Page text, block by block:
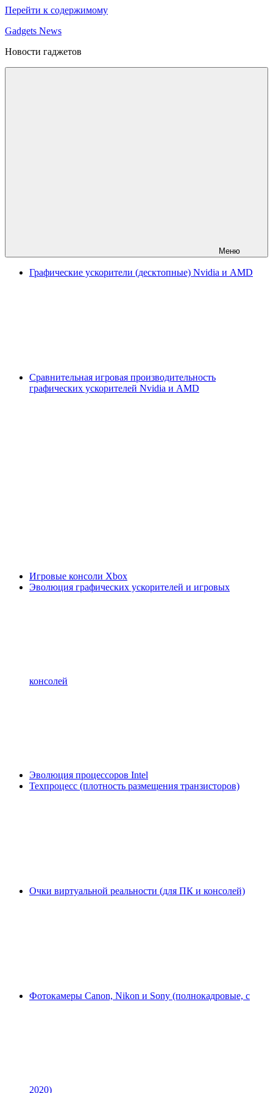
Перейти к содержимому
Gadgets News
Новости гаджетов
Меню
Графические ускорители (десктопные) Nvidia и AMD
Сравнительная игровая производительность
графических ускорителей Nvidia и AMD
Игровые консоли Xbox
Эволюция графических ускорителей и игровых
консолей
Эволюция процессоров Intel
Техпроцесс (плотность размещения транзисторов)
Очки виртуальной реальности (для ПК и консолей)
Фотокамеры Canon, Nikon и Sony (полнокадровые, с
2020)